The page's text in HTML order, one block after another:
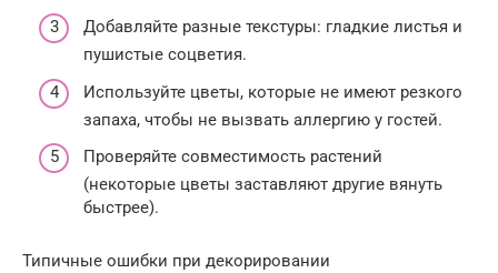
Добавляйте разные текстуры: гладкие листья и
пушистые соцветия.
Используйте цветы, которые не имеют резкого
запаха, чтобы не вызвать аллергию у гостей.
Проверяйте совместимость растений
(некоторые цветы заставляют другие вянуть
быстрее).
Типичные ошибки при декорировании